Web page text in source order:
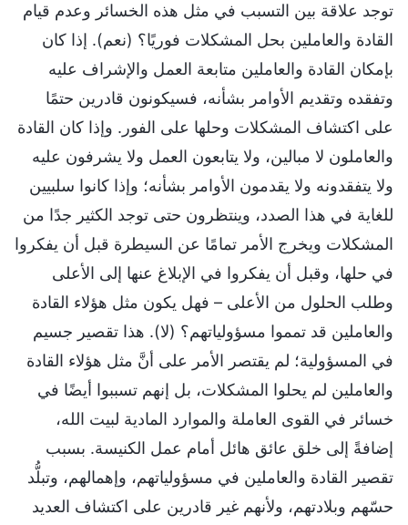
توجد علاقة بين التسبب في مثل هذه الخسائر وعدم قيام
القادة والعاملين بحل المشكلات فوريًا؟ (نعم). إذا كان
بإمكان القادة والعاملين متابعة العمل والإشراف عليه
وتفقده وتقديم الأوامر بشأنه، فسيكونون قادرين حتمًا
على اكتشاف المشكلات وحلها على الفور. وإذا كان القادة
والعاملون لا مبالين، ولا يتابعون العمل ولا يشرفون عليه
ولا يتفقدونه ولا يقدمون الأوامر بشأنه؛ وإذا كانوا سلبيين
للغاية في هذا الصدد، وينتظرون حتى توجد الكثير جدًا من
المشكلات ويخرج الأمر تمامًا عن السيطرة قبل أن يفكروا
في حلها، وقبل أن يفكروا في الإبلاغ عنها إلى الأعلى
وطلب الحلول من الأعلى – فهل يكون مثل هؤلاء القادة
والعاملين قد تمموا مسؤولياتهم؟ (لا). هذا تقصير جسيم
في المسؤولية؛ لم يقتصر الأمر على أنَّ مثل هؤلاء القادة
والعاملين لم يحلوا المشكلات، بل إنهم تسببوا أيضًا في
خسائر في القوى العاملة والموارد المادية لبيت الله،
إضافةً إلى خلق عائق هائل أمام عمل الكنيسة. بسبب
تقصير القادة والعاملين في مسؤولياتهم، وإهمالهم، وتبلُّد
حسّهم وبلادتهم، ولأنهم غير قادرين على اكتشاف العديد